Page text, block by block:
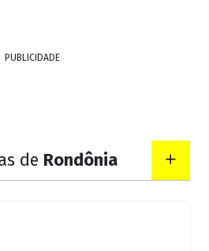
PUBLICIDADE
de Rondônia